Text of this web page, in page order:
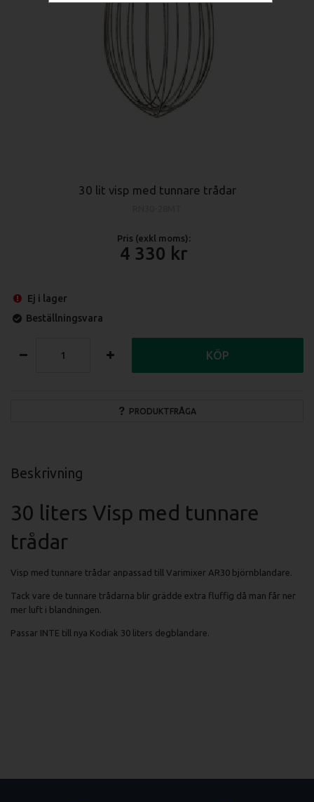
30 lit visp med tunnare trådar
Pris (exkl moms):
4 330
Ej i lager
Beställningsvara
PRODUKTFRÅGA
KÖP
Beskrivning
30 liters Visp med tunnare
trådar
Visp med tunnare trådar anpassad till Varimixer AR30 björnblandare.
Tack vare de tunnare trådarna blir grädde extra fluffig då man får ner
mer luft i blandningen.
Passar INTE till nya Kodiak 30 liters degblandare.